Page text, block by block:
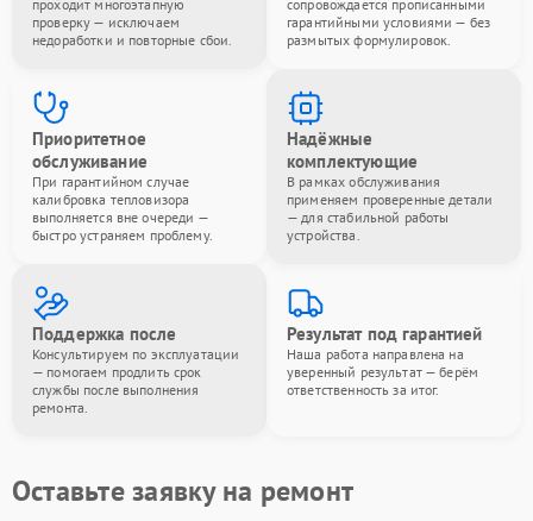
проходит многоэтапную
проверку — исключаем
недоработки и повторные сбои.
сопровождается прописанными
гарантийными условиями — без
размытых формулировок.
Приоритетное
обслуживание
При гарантийном случае
калибровка тепловизора
выполняется вне очереди —
быстро устраняем проблему.
Надёжные
комплектующие
В рамках обслуживания
применяем проверенные детали
— для стабильной работы
устройства.
Поддержка после
Консультируем по эксплуатации
— помогаем продлить срок
службы после выполнения
ремонта.
Результат под гарантией
Наша работа направлена на
уверенный результат — берём
ответственность за итог.
Оставьте заявку на ремонт